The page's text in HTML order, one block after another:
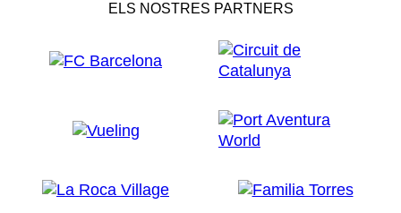
ELS NOSTRES PARTNERS